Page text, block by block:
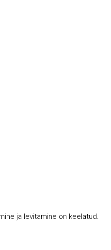
ja levitamine on keelatud.